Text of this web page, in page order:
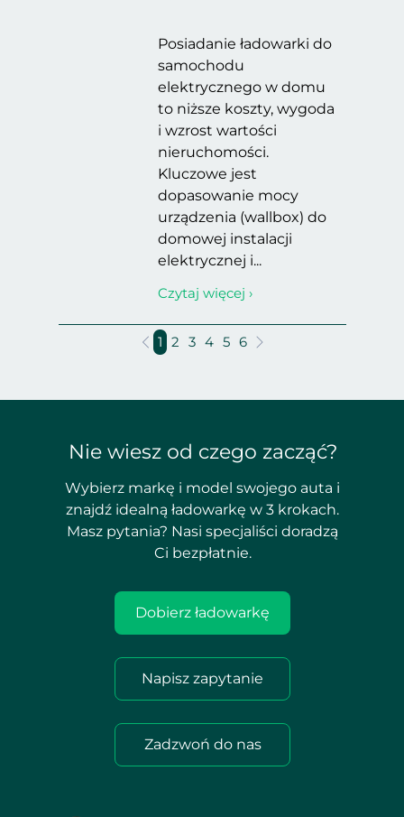
Posiadanie ładowarki do
samochodu
elektrycznego w domu
to niższe koszty, wygoda
i wzrost wartości
nieruchomości.
Kluczowe jest
dopasowanie mocy
urządzenia (wallbox) do
domowej instalacji
elektrycznej i...
Czytaj więcej ›
1 2 3 4 5 6
Nie wiesz od czego zacząć?
Napisz zapytanie
Zadzwoń do nas
Dobierz ładowarkę
Wybierz markę i model swojego auta i
znajdź idealną ładowarkę w 3 krokach.
Masz pytania? Nasi specjaliści doradzą
Ci bezpłatnie.